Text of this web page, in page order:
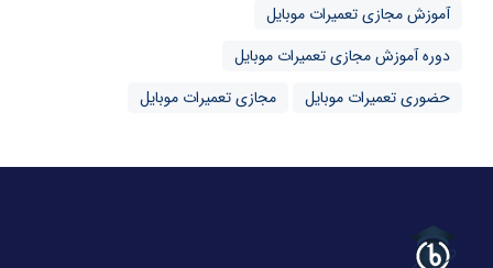
آموزش مجازی تعمیرات موبایل
دوره آموزش مجازی تعمیرات موبایل
حضوری تعمیرات موبایل
مجازی تعمیرات موبایل